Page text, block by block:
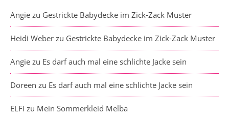
Angie zu Gestrickte Babydecke im Zick-Zack Muster
Heidi Weber zu Gestrickte Babydecke im Zick-Zack Muster
Angie zu Es darf auch mal eine schlichte Jacke sein
Doreen zu Es darf auch mal eine schlichte Jacke sein
ELFi zu Mein Sommerkleid Melba